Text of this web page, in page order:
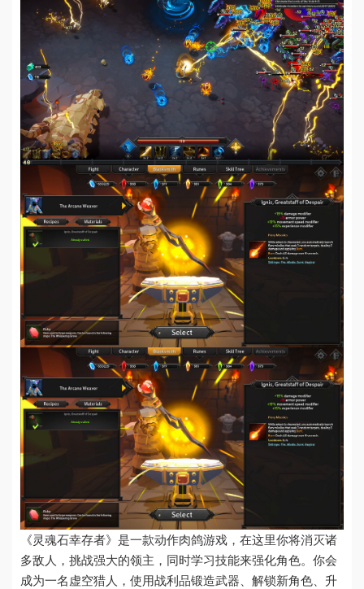
《灵魂石幸存者》是一款动作肉鸽游戏，在这里你将消灭诸
多敌人，挑战强大的领主，同时学习技能来强化角色。你会
成为一名虚空猎人，使用战利品锻造武器、解锁新角色、升